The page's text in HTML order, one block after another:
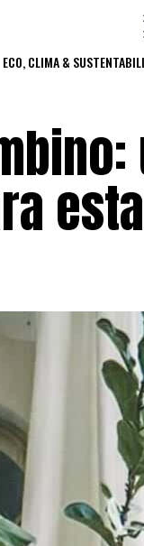
ECO, CLIMA &